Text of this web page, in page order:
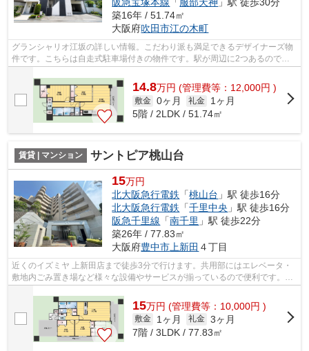
阪急宝塚本線 「 服部天神 」駅 徒歩30分
築16年 / 51.74㎡
大阪府吹田市江の木町
グランシャリオ江坂の詳しい情報。こだわり派も満足できるデザイナーズ物
件です。こちらは自走式駐車場付きの物件です。駅が周辺に2つあるので行
14.8万円 (管理費等：12,000円 )
敷金 0ヶ月 礼金
1ヶ月
5階 / 2LDK / 51.74㎡
賃貸 | マンション サントピア桃山台
15万円
北大阪急行電鉄 「桃山台 」駅 徒歩16分
北大阪急行電鉄 「千里中央 」駅 徒歩16分
阪急千里線 「南千里 」駅 徒歩22分
築26年 / 77.83㎡
大阪府豊中市上新田 ４丁目
近くのイズミヤ 上新田店まで徒歩3分で行けます。共用部にはエレベータ・
敷地内ごみ置き場など様々な設備やサービスが揃っているので便利です。こ
15万円 (管理費等：10,000円 )
敷金 1ヶ月 礼金 3ヶ月
7階 / 3LDK / 77.83㎡